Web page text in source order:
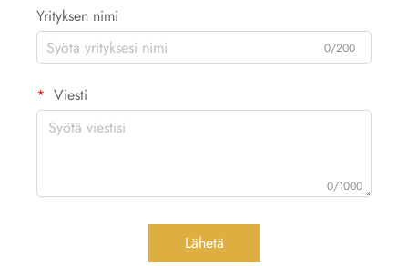
Yrityksen nimi
0/200
Viesti
0/1000
Lähetä